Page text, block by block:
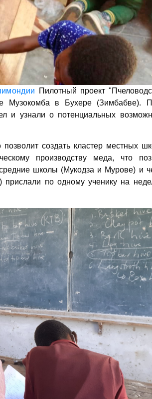
Пилотный проект
Музокомба в Бухере (Зимбабве).
и узнали о потенциальных
создать кластер местных
производству меда, что
школы (Мукодза и Мурове) и
по одному ученику на